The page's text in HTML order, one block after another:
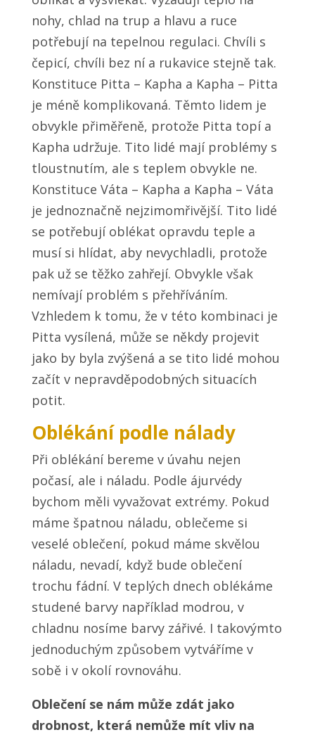
nohy, chlad na trup a hlavu a ruce
potřebují na tepelnou regulaci. Chvíli s
čepicí, chvíli bez ní a rukavice stejně tak.
Konstituce Pitta – Kapha a Kapha – Pitta
je méně komplikovaná. Těmto lidem je
obvykle přiměřeně, protože Pitta topí a
Kapha udržuje. Tito lidé mají problémy s
tloustnutím, ale s teplem obvykle ne.
Konstituce Váta – Kapha a Kapha – Váta
je jednoznačně nejzimomřivější. Tito lidé
se potřebují oblékat opravdu teple a
musí si hlídat, aby nevychladli, protože
pak už se těžko zahřejí. Obvykle však
nemívají problém s přehříváním.
Vzhledem k tomu, že v této kombinaci je
Pitta vysílená, může se někdy projevit
jako by byla zvýšená a se tito lidé mohou
začít v nepravděpodobných situacích
potit.
Oblékání podle nálady
Při oblékání bereme v úvahu nejen
počasí, ale i náladu. Podle ájurvédy
bychom měli vyvažovat extrémy. Pokud
máme špatnou náladu, oblečeme si
veselé oblečení, pokud máme skvělou
náladu, nevadí, když bude oblečení
trochu fádní. V teplých dnech oblékáme
studené barvy například modrou, v
chladnu nosíme barvy zářivé. I takovýmto
jednoduchým způsobem vytváříme v
sobě i v okolí rovnováhu.
Oblečení se nám může zdát jako
drobnost, která nemůže mít vliv na